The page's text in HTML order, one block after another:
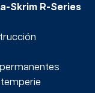
Skrim R-Series